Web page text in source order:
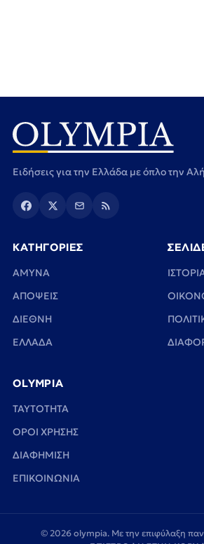
Ειδήσεις για την Ελλάδα με όπλο την
ΚΑΤΗΓΟΡΙΕΣ
ΑΜΥΝΑ
ΑΠΟΨΕΙΣ
ΔΙΕΘΝΗ
ΕΛΛΑΔΑ
OLYMPIA
TAYTOTHTA
ΟΡΟΙ ΧΡΗΣΗΣ
ΔΙΑΦΗΜΙΣΗ
ΕΠΙΚΟΙΝΩΝΙΑ
© 2026 olympia. Με την επιφύλαξη